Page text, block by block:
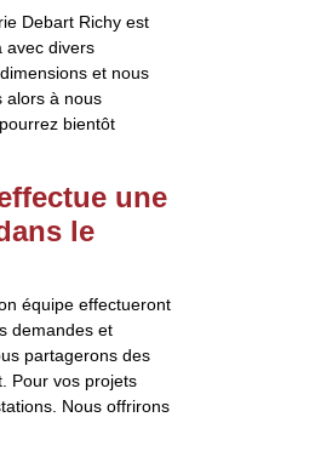
Debart Richy est
avec divers
et nous
alors à nous
bientôt
une
le
équipe effectueront
demandes et
partagerons des
Pour vos projets
Nous offrirons